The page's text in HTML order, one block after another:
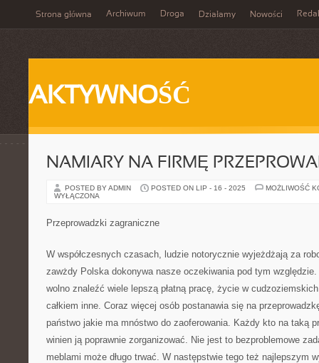
Strona główna Archiwum Droga Działamy Nowości
AKTYWNOŚĆ
NAMIARY NA FIRMĘ
POSTED BY ADMIN POSTED ON LIP - 16 - 2025
MOŻLIWOŚĆ
WYŁĄCZONA
Przeprowadzki zagraniczne
W współczesnych czasach, ludzie notorycznie wyjeżdżają za
zawżdy Polska dokonywa nasze oczekiwania pod tym
wolno znaleźć wiele lepszą płatną pracę, życie w
całkiem inne. Coraz więcej osób postanawia się na
państwo jakie ma mnóstwo do zaoferowania. Każdy kto na taką
winien ją poprawnie zorganizować. Nie jest to bezproblemowe
meblami może długo trwać. W następstwie tego też najlepszym